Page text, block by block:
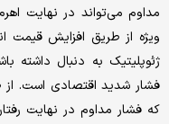
مداوم می‌تواند در نهایت
ویژه از طریق افزایش قیمت
ژئوپلیتیک به دنبال داشته
فشار شدید اقتصادی است. از
که فشار مداوم در نهایت